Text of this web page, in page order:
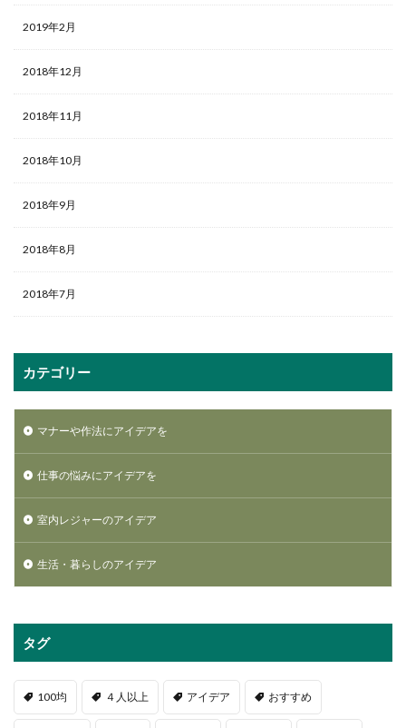
2019年2月
2018年12月
2018年11月
2018年10月
2018年9月
2018年8月
2018年7月
カテゴリー
マナーや作法にアイデアを
仕事の悩みにアイデアを
室内レジャーのアイデア
生活・暮らしのアイデア
タグ
100均 ４人以上 アイデア おすすめ